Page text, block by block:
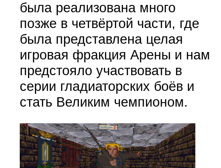
была реализована много
позже в четвёртой части, где
была представлена целая
игровая фракция Арены и нам
предстояло участвовать в
серии гладиаторских боёв и
стать Великим чемпионом.